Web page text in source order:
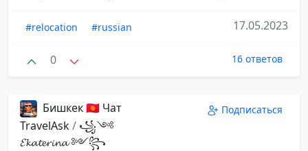
#relocation #russian 17.05.2023
0 16 ответов
Бишкек 🇰🇬 Чат
TravelAsk/ ꧁༺
𝓔𝓴𝓪𝓽𝓮𝓻𝓲𝓷𝓪 ༻꧂
Подписаться